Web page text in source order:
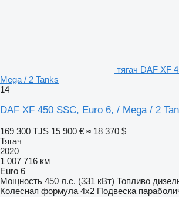
тягач DAF XF
Mega / 2 Tanks
14
DAF XF 450 SSC, Euro 6, / Mega / 2
169 300 TJS 15 900 € ≈ 18 370 $
Тягач
2020
1 007 716 км
Euro 6
Мощность 450 л.с. (331 кВт) Топливо
Колесная формула 4x2 Подвеска